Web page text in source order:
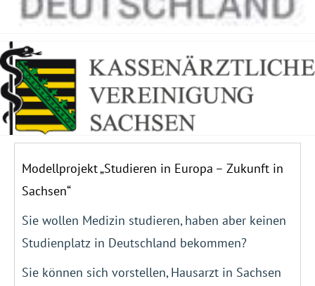
Modellprojekt „Studieren in Europa – Zukunft in
Sachsen“
Sie wollen Medizin studieren, haben aber keinen
Studienplatz in Deutschland bekommen?
Sie können sich vorstellen, Hausarzt in Sachsen